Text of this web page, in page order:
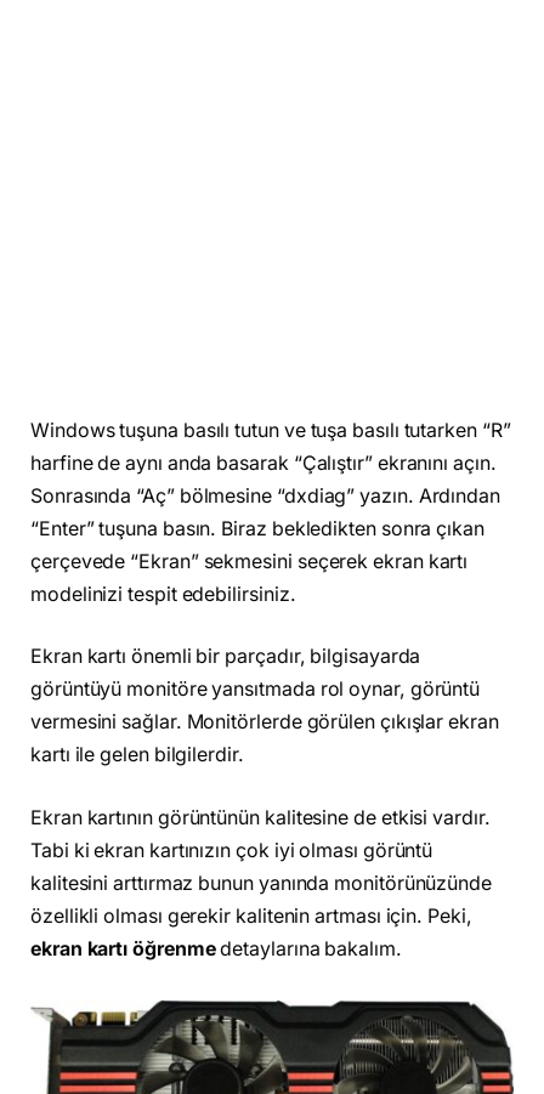
Windows tuşuna basılı tutun ve tuşa basılı tutarken “R”
harfine de aynı anda basarak “Çalıştır” ekranını açın.
Sonrasında “Aç” bölmesine “dxdiag” yazın. Ardından
“Enter” tuşuna basın. Biraz bekledikten sonra çıkan
çerçevede “Ekran” sekmesini seçerek ekran kartı
modelinizi tespit edebilirsiniz.
Ekran kartı önemli bir parçadır, bilgisayarda
görüntüyü monitöre yansıtmada rol oynar, görüntü
vermesini sağlar. Monitörlerde görülen çıkışlar ekran
kartı ile gelen bilgilerdir.
Ekran kartının görüntünün kalitesine de etkisi vardır.
Tabi ki ekran kartınızın çok iyi olması görüntü
kalitesini arttırmaz bunun yanında monitörünüzünde
özellikli olması gerekir kalitenin artması için. Peki,
ekran kartı öğrenmedetaylarına bakalım.